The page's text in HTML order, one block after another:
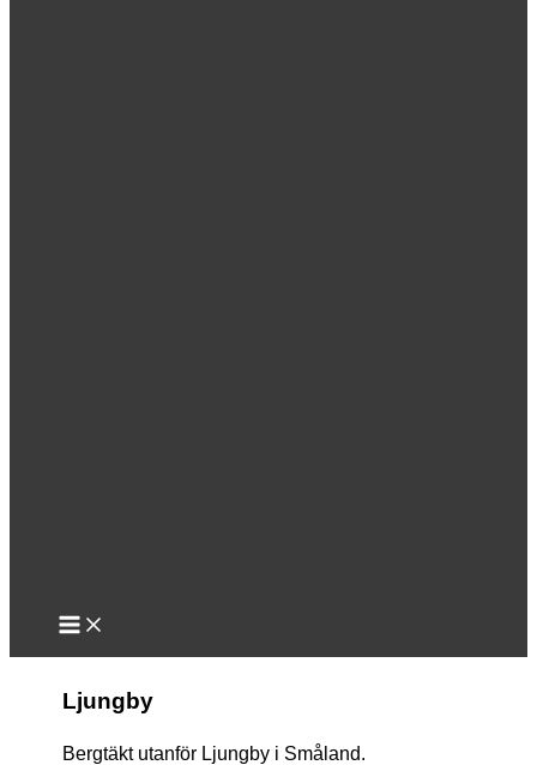
Ljungby
Bergtäkt utanför Ljungby i Småland.